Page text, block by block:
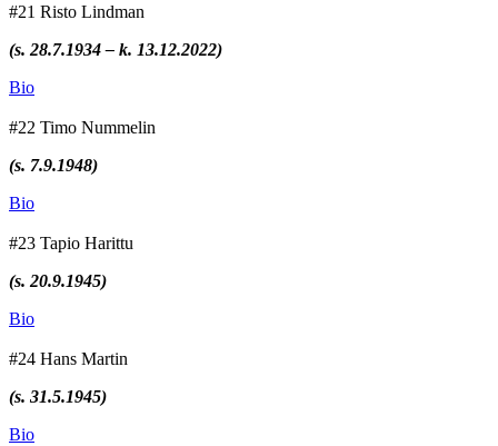
#21 Risto Lindman
(s. 28.7.1934 – k. 13.12.2022)
Bio
#22 Timo Nummelin
(s. 7.9.1948)
Bio
#23 Tapio Harittu
(s. 20.9.1945)
Bio
#24 Hans Martin
(s. 31.5.1945)
Bio